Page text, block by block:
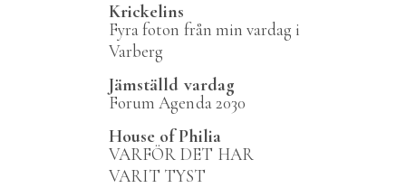
Krickelins
Fyra foton från min vardag i
Varberg
Jämställd vardag
Forum Agenda 2030
House of Philia
VARFÖR DET HAR
VARIT TYST